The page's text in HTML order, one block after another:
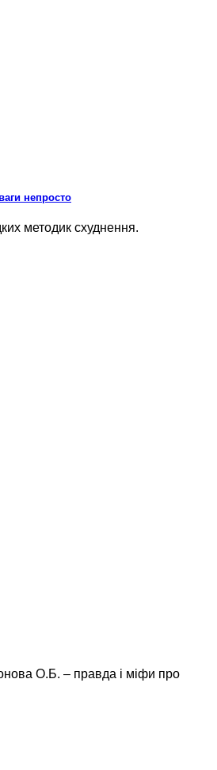
непросто
методик схуднення.
О.Б. – правда і міфи про